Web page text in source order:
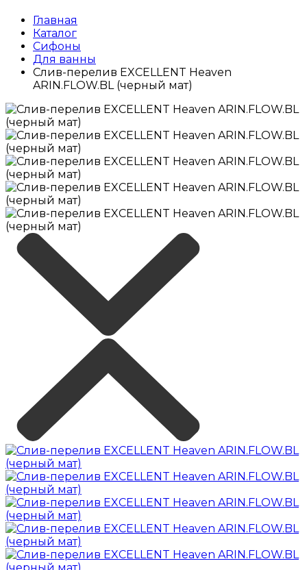
Главная
Каталог
Сифоны
Для ванны
Слив-перелив EXCELLENT Heaven
ARIN.FLOW.BL (черный мат)